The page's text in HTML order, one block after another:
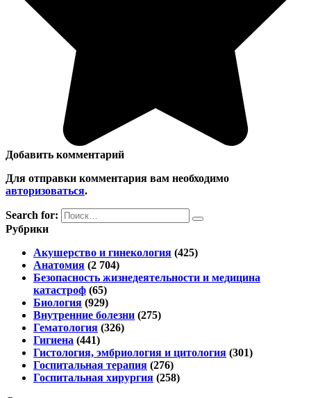
Добавить комментарий
Для отправки комментария вам необходимо
авторизоваться.
Search for:
Рубрики
Акушерство и гинекология (425)
Анатомия (2 704)
Безопасность жизнедеятельности и медицина
катастроф (65)
Биология (929)
Внутренние болезни (275)
Гематология (326)
Гигиена (441)
Гистология, эмбриология и цитология (301)
Госпитальная терапия (276)
Госпитальная хирургия (258)